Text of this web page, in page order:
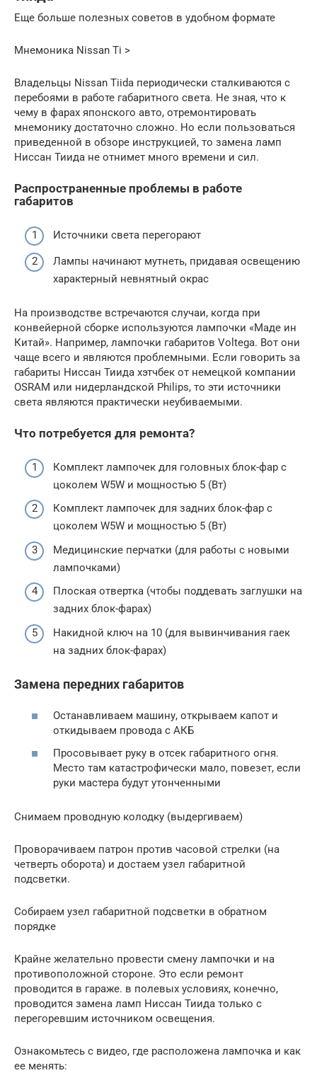
Еще больше полезных советов в удобном формате
Мнемоника Nissan Ti >
Владельцы Nissan Tiida периодически сталкиваются с
перебоями в работе габаритного света. Не зная, что к
чему в фарах японского авто, отремонтировать
мнемонику достаточно сложно. Но если пользоваться
приведенной в обзоре инструкцией, то замена ламп
Ниссан Тиида не отнимет много времени и сил.
Распространенные проблемы в работе
габаритов
Источники света перегорают
Лампы начинают мутнеть, придавая освещению
характерный невнятный окрас
На производстве встречаются случаи, когда при
конвейерной сборке используются лампочки «Маде ин
Китай». Например, лампочки габаритов Voltega. Вот они
чаще всего и являются проблемными. Если говорить за
габариты Ниссан Тиида хэтчбек от немецкой компании
OSRAM или нидерландской Philips, то эти источники
света являются практически неубиваемыми.
Что потребуется для ремонта?
Комплект лампочек для головных блок-фар с
цоколем W5W и мощностью 5 (Вт)
Комплект лампочек для задних блок-фар с
цоколем W5W и мощностью 5 (Вт)
Медицинские перчатки (для работы с новыми
лампочками)
Плоская отвертка (чтобы поддевать заглушки на
задних блок-фарах)
Накидной ключ на 10 (для вывинчивания гаек
на задних блок-фарах)
Замена передних габаритов
Останавливаем машину, открываем капот и
откидываем провода с АКБ
Просовывает руку в отсек габаритного огня.
Место там катастрофически мало, повезет, если
руки мастера будут утонченными
Снимаем проводную колодку (выдергиваем)
Проворачиваем патрон против часовой стрелки (на
четверть оборота) и достаем узел габаритной
подсветки.
Собираем узел габаритной подсветки в обратном
порядке
Крайне желательно провести смену лампочки и на
противоположной стороне. Это если ремонт
проводится в гараже. в полевых условиях, конечно,
проводится замена ламп Ниссан Тиида только с
перегоревшим источником освещения.
Ознакомьтесь с видео, где расположена лампочка и как
ее менять: